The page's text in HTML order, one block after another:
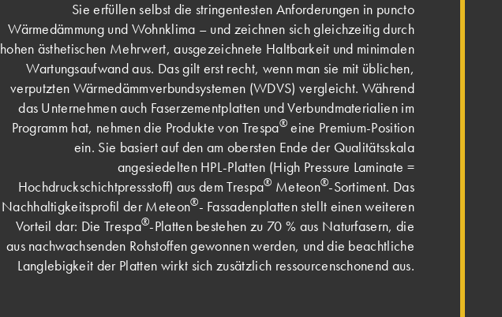
Sie erfüllen selbst die stringentesten Anforderungen in puncto
Wärmedämmung und Wohnklima – und zeichnen sich gleichzeitig durch
hohen ästhetischen Mehrwert, ausgezeichnete Haltbarkeit und minimalen
Wartungsaufwand aus. Das gilt erst recht, wenn man sie mit üblichen,
verputzten Wärmedämmverbundsystemen (WDVS) vergleicht. Während
das Unternehmen auch Faserzementplatten und Verbundmaterialien im
Programm hat, nehmen die Produkte von Trespa®eine Premium-Position
ein. Sie basiert auf den am obersten Ende der Qualitätsskala
angesiedelten HPL-Platten (High Pressure Laminate =
Hochdruckschichtpressstoff) aus dem Trespa® Meteon®-Sortiment. Das
Nachhaltigkeitsprofil der Meteon®- Fassadenplatten stellt einen weiteren
Vorteil dar: Die Trespa®-Platten bestehen zu 70 % aus Naturfasern, die
aus nachwachsenden Rohstoffen gewonnen werden, und die beachtliche
Langlebigkeit der Platten wirkt sich zusätzlich ressourcenschonend aus.